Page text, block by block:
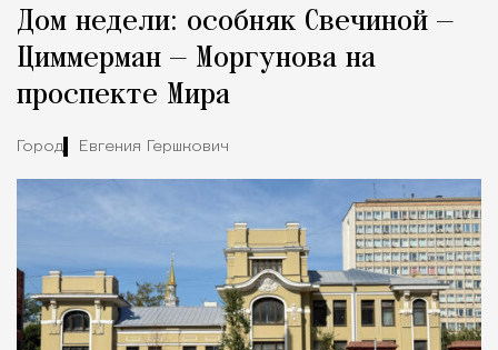
Город
Дом недели: особняк Свечиной —
Циммерман — Моргунова на
проспекте Мира
Город Евгения Гершкович